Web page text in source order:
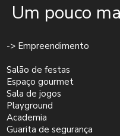
Um pouco
-> Empreendimento
Salão de festas
Espaço gourmet
Sala de jogos
Playground
Academia
Guarita de segurança